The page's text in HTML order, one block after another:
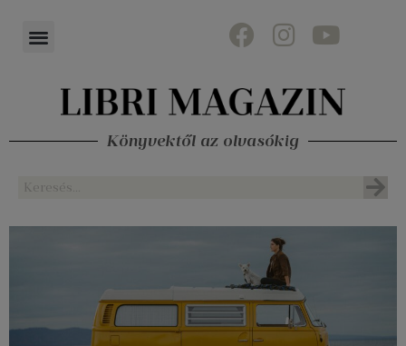
Könyvektől az olvasókig